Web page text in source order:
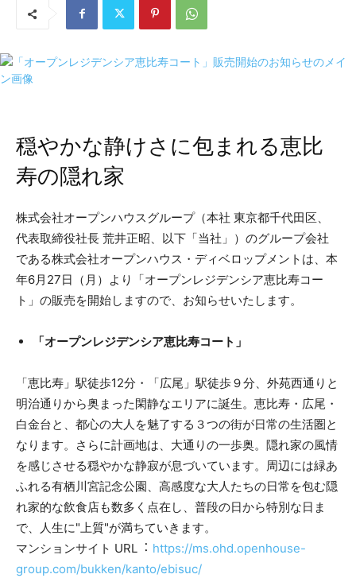
穏やかな静けさに包まれる恵⽐
寿の隠れ家
株式会社オープンハウスグループ（本社 東京都千代⽥区、
代表取締役社⻑ 荒井正昭、以下「当社」）のグループ会社
である株式会社オープンハウス・ディベロップメントは、本
年6⽉27⽇（⽉）より「オープンレジデンシア恵⽐寿コー
ト」の販売を開始しますので、お知らせいたします。
「オープンレジデンシア恵⽐寿コート」
「恵⽐寿」駅徒歩12分・「広尾」駅徒歩９分、外苑⻄通りと
明治通りから奥まった閑静なエリアに誕⽣。恵⽐寿・広尾・
⽩⾦台と、都⼼の⼤⼈を魅了する３つの街が⽇常の⽣活圏と
なります。さらに計画地は、⼤通りの⼀歩奥。隠れ家の⾵情
を感じさせる穏やかな静寂が息づいています。周辺には緑あ
ふれる有栖川宮記念公園、⾼感度な⼤⼈たちの⽇常を包む隠
れ家的な飲⾷店も数多く点在し、普段の⽇から特別な⽇ま
で、⼈⽣に"上質"が満ちていきます。
マンションサイト URL︓ https://ms.ohd.openhouse-
group.com/bukken/kanto/ebisuc/